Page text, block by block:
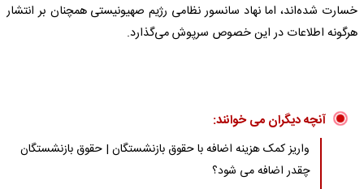
خسارت شده‌اند، اما نهاد سانسور نظامی رژیم صهیونیستی همچنان بر انتشار
هرگونه اطلاعات در این خصوص سرپوش می‌گذارد.
آنچه دیگران می خوانند:
واریز کمک هزینه اضافه با حقوق بازنشستگان | حقوق بازنشستگان
چقدر اضافه می شود؟